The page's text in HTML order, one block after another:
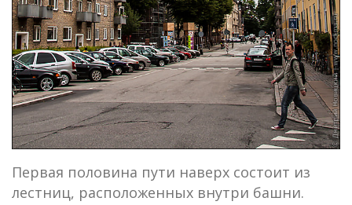
Первая половина пути наверх состоит из
лестниц, расположенных внутри башни.